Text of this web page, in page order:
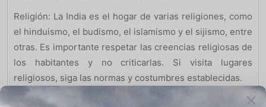
Religión: La India es el hogar de varias religiones, como
el hinduismo, el budismo, el islamismo y el sijismo, entre
otras. Es importante respetar las creencias religiosas de
los habitantes y no criticarlas. Si visita lugares
religiosos, siga las normas y costumbres establecidas.
Consejos para viajar en la India 2023